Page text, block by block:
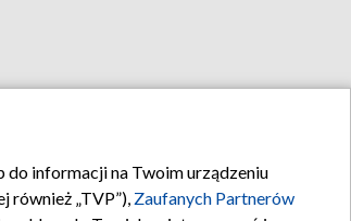
do informacji na Twoim urządzeniu
również „TVP”), Zaufanych Partnerów